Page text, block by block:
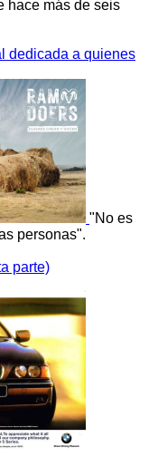
hace más de seis
dedicada a quienes
"No es
personas".
parte)